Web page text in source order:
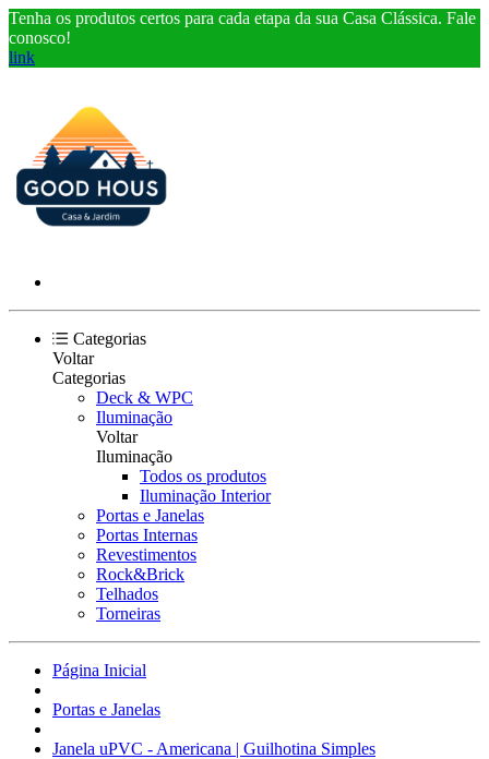
Tenha os produtos certos para cada etapa da sua Casa Clássica. Fale
conosco!
link
Categorias
Voltar
Categorias
Deck & WPC
Iluminação
Voltar
Iluminação
Todos os produtos
Iluminação Interior
Portas e Janelas
Portas Internas
Revestimentos
Rock&Brick
Telhados
Torneiras
Página Inicial
Portas e Janelas
Janela uPVC - Americana | Guilhotina Simples